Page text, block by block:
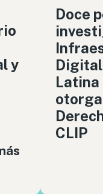
y
Doce
Latina
CLIP